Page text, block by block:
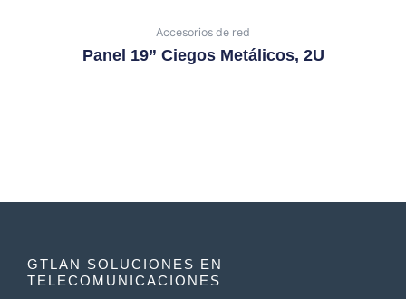
Accesorios de red
Panel 19” Ciegos Metálicos, 2U
GTLAN SOLUCIONES EN
TELECOMUNICACIONES